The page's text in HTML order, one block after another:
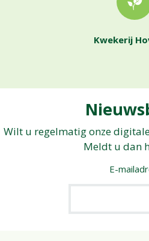
Kwekerij
Wilt u regelmatig onze
Meldt u dan
E-